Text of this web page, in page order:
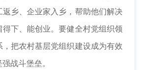
乡、企业家入乡，帮助他们解决
得下、能创业。要健全村党组织领
把农村基层党组织建设成为有效
战斗堡垒。